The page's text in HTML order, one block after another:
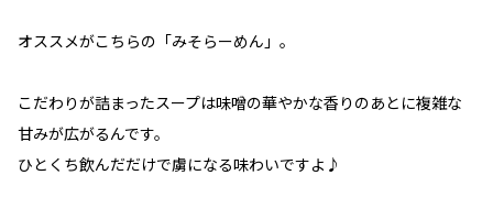
オススメがこちらの「みそらーめん」。
こだわりが詰まったスープは味噌の華やかな香りのあとに複雑な
甘みが広がるんです。
ひとくち飲んだだけで虜になる味わいですよ♪